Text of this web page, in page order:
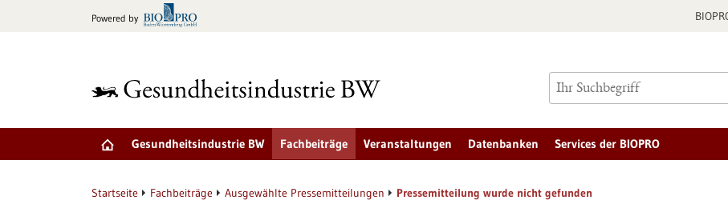
Powered by
Gesundheitsindustrie BW Fachbeiträge Veranstaltungen Datenbanken Services der BIOPRO
Startseite Fachbeiträge Ausgewählte Pressemitteilungen Pressemitteilung wurde nicht gefunden